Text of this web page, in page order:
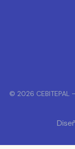
© 2026